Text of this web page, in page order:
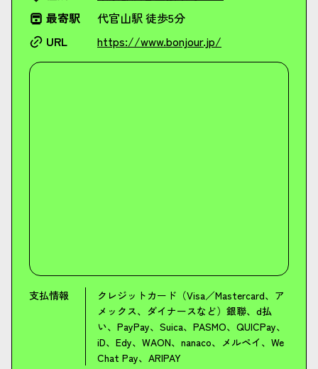
最寄駅
代官山駅 徒歩5分
URL
https://www.bonjour.jp/
支払情報
クレジットカード（Visa／Mastercard、ア
メックス、ダイナースなど）銀聯、d払
い、PayPay、Suica、PASMO、QUICPay、
iD、Edy、WAON、nanaco、メルペイ、We
Chat Pay、ARIPAY